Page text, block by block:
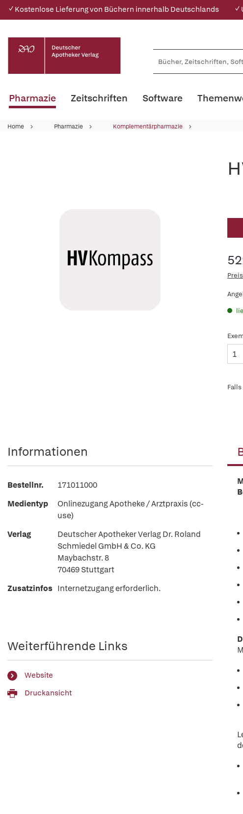
✓ Kostenlose Lieferung von Büchern innerhalb Deutschlands ✓
Pharmazie Zeitschriften Software
Home Pharmazie Komplementärpharmazie
Informationen
Bestellnr.
171011000
Medientyp
Onlinezugang Apotheke / Arztpraxis (cc-
use)
Verlag
Deutscher Apotheker Verlag Dr. Roland
Schmiedel GmbH & Co. KG
Maybachstr. 8
70469 Stuttgart
Zusatzinfos Internetzugang erforderlich.
Weiterführende Links
Website
Druckansicht